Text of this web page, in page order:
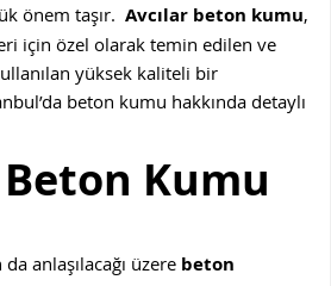
önem taşır. Avcılar beton kumu,
için özel olarak temin edilen ve
yüksek kaliteli bir
beton kumu hakkında detaylı
Kumu
da anlaşılacağı üzere beton